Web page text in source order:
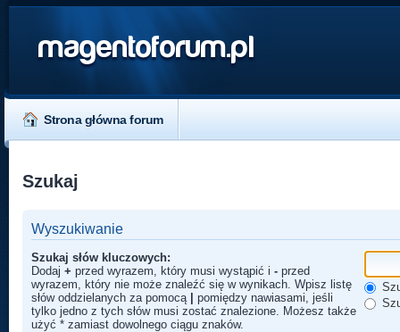
magentoforum.pl
Strona główna forum
Szukaj
Wyszukiwanie
Szukaj słów kluczowych:
Dodaj + przed wyrazem, który musi wystąpić i - przed
wyrazem, który nie może znaleźć się w wynikach. Wpisz listę
słów oddzielanych za pomocą
pomiędzy nawiasami, jeśli
tylko jedno z tych słów musi zostać znalezione. Możesz także
użyć * zamiast dowolnego ciągu znaków.